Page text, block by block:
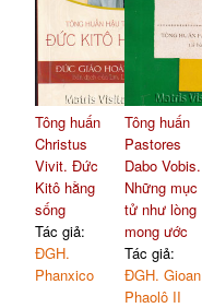
Tông huấn
Christus
Vivit. Đức
Kitô hằng
sống
Tác giả:
ĐGH.
Phanxico
Tông huấn
Pastores
Dabo Vobis.
Những mục
tử như lòng
mong ước
Tác giả:
ĐGH. Gioan
Phaolô II